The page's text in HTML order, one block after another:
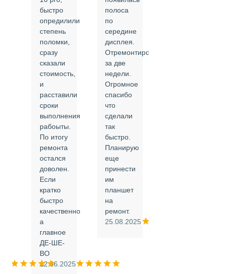
быстро
опредилили
степень
поломки,
сразу
сказали
стоимость,
и
расставили
сроки
выполнения
рабоыты.
По итогу
ремонта
остался
доволен.
Если
кратко
быстро
качественно
а
главное
ДЕ-ШЕ-
ВО
12.06.2025
полоса
по
середине
дисплея.
Отремонтировали
за две
недели.
Огромное
спасибо
что
сделали
так
быстро.
Планирую
еще
принести
им
планшет
на
ремонт.
25.08.2025